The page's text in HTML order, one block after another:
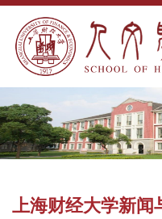
上海财经大学新闻